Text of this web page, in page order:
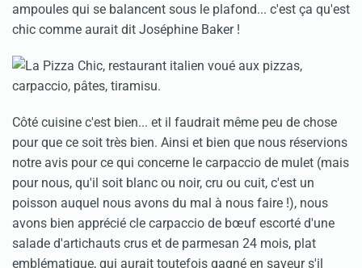
ampoules qui se balancent sous le plafond... c'est ça qu'est
chic comme aurait dit Joséphine Baker !
Côté cuisine c'est bien... et il faudrait même peu de chose
pour que ce soit très bien. Ainsi et bien que nous réservions
notre avis pour ce qui concerne le carpaccio de mulet (mais
pour nous, qu'il soit blanc ou noir, cru ou cuit, c'est un
poisson auquel nous avons du mal à nous faire !), nous
avons bien apprécié cle carpaccio de bœuf escorté d'une
salade d'artichauts crus et de parmesan 24 mois, plat
emblématique, qui aurait toutefois gagné en saveur s'il